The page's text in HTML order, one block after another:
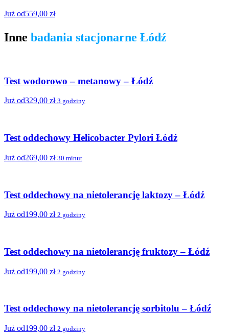
Już od559,00 zł
Inne badania stacjonarne Łódź
Test wodorowo – metanowy – Łódź
Już od329,00 zł 3 godziny
Test oddechowy Helicobacter Pylori Łódź
Już od269,00 zł 30 minut
Test oddechowy na nietolerancję laktozy – Łódź
Już od199,00 zł 2 godziny
Test oddechowy na nietolerancję fruktozy – Łódź
Już od199,00 zł 2 godziny
Test oddechowy na nietolerancję sorbitolu – Łódź
Już od199,00 zł 2 godziny